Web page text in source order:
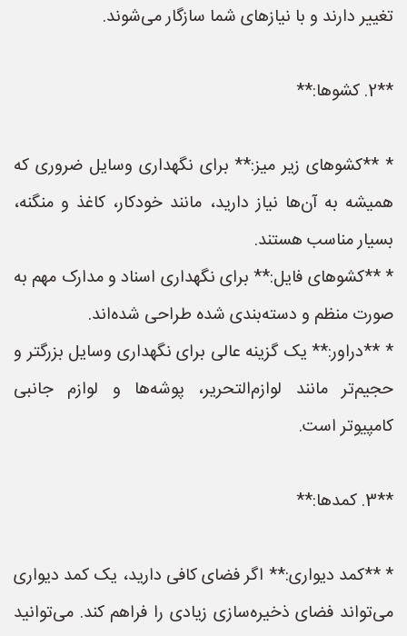
تغییر دارند و با نیازهای شما سازگار می‌شوند.
**2. کشوها:**
* **کشوهای زیر میز:** برای نگهداری وسایل ضروری که
همیشه به آن‌ها نیاز دارید، مانند خودکار، کاغذ و منگنه،
بسیار مناسب هستند.
* **کشوهای فایل:** برای نگهداری اسناد و مدارک مهم به
صورت منظم و دسته‌بندی شده طراحی شده‌اند.
* **دراور:** یک گزینه عالی برای نگهداری وسایل بزرگتر و
حجیم‌تر مانند لوازم‌التحریر، پوشه‌ها و لوازم جانبی
کامپیوتر است.
**3. کمدها:**
* **کمد دیواری:** اگر فضای کافی دارید، یک کمد دیواری
می‌تواند فضای ذخیره‌سازی زیادی را فراهم کند. می‌توانید